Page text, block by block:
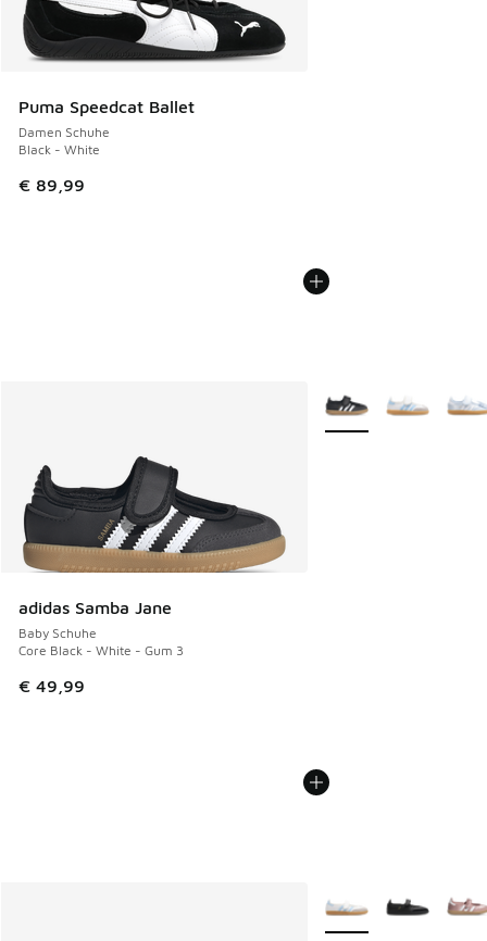
Puma Speedcat Ballet
Damen Schuhe
Black - White
€ 89,99
adidas Samba Jane
Baby Schuhe
Core Black - White - Gum 3
€ 49,99
Weitere Farben
Weitere Farben